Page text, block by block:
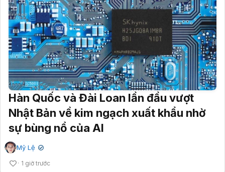
Hàn Quốc và Đài Loan lần đầu vượt
Nhật Bản về kim ngạch xuất khẩu nhờ
sự bùng nổ của AI
Mỹ Lệ ✔
1 giờ trước